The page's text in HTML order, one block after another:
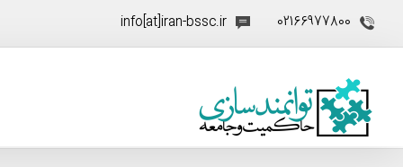
02166977800
info[at]iran-bssc.ir